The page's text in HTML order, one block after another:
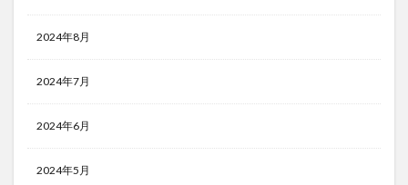
2024年8月
2024年7月
2024年6月
2024年5月